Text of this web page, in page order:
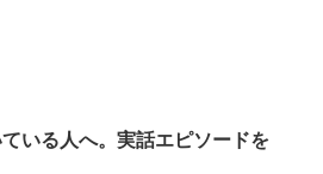
いる人へ。実話エピソードを